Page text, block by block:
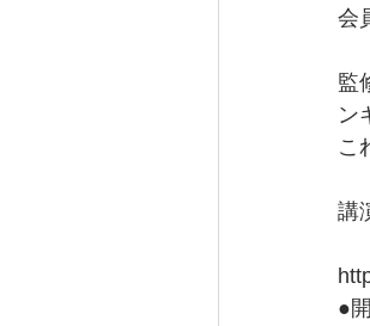
会
監
ン
こ
講
●